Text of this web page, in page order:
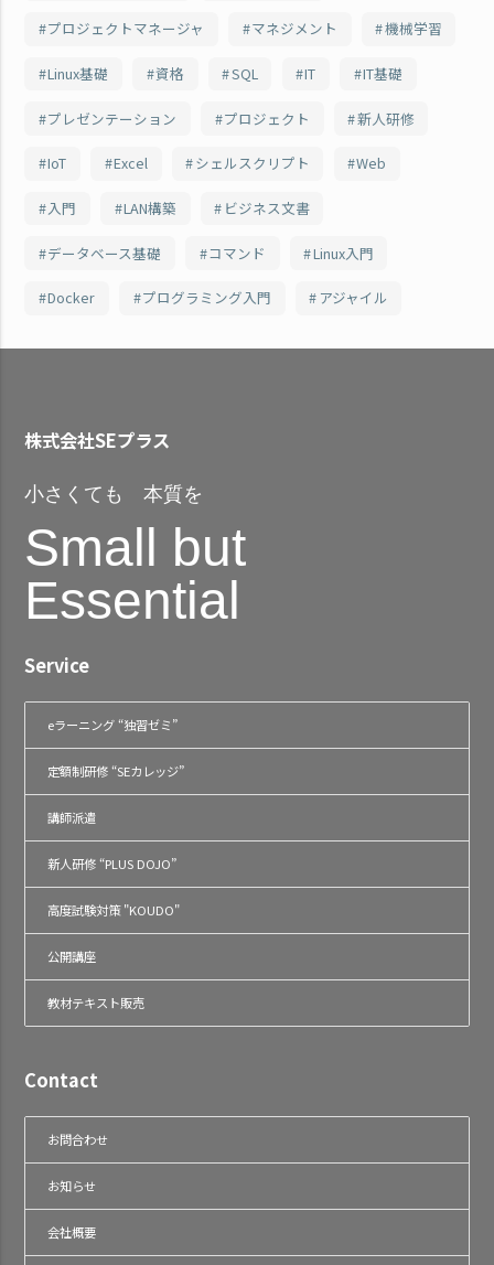
プロジェクトマネージャ マネジメント 機械学習
Linux基礎 資格 SQL IT IT基礎
プレゼンテーション プロジェクト 新人研修
IoT Excel シェルスクリプト Web
入門 LAN構築 ビジネス文書
データベース基礎 コマンド Linux入門
Docker プログラミング入門 アジャイル
株式会社SEプラス
小さくても 本質を
Small but
Essential
Service
eラーニング “独習ゼミ”
定額制研修 “SEカレッジ”
講師派遣
新人研修 “PLUS DOJO”
高度試験対策 "KOUDO"
公開講座
教材テキスト販売
Contact
お問合わせ
お知らせ
会社概要